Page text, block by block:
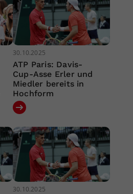
30.10.2025
ATP Paris: Davis-
Cup-Asse Erler und
Miedler bereits in
Hochform
30.10.2025